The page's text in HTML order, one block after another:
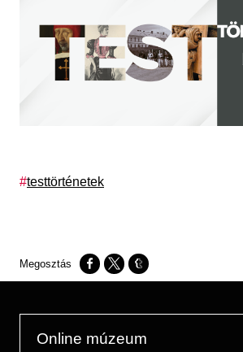
Címkék
testtörténetek
Opens in a new window
Opens in a new window
Opens in a new window
Online múzeum